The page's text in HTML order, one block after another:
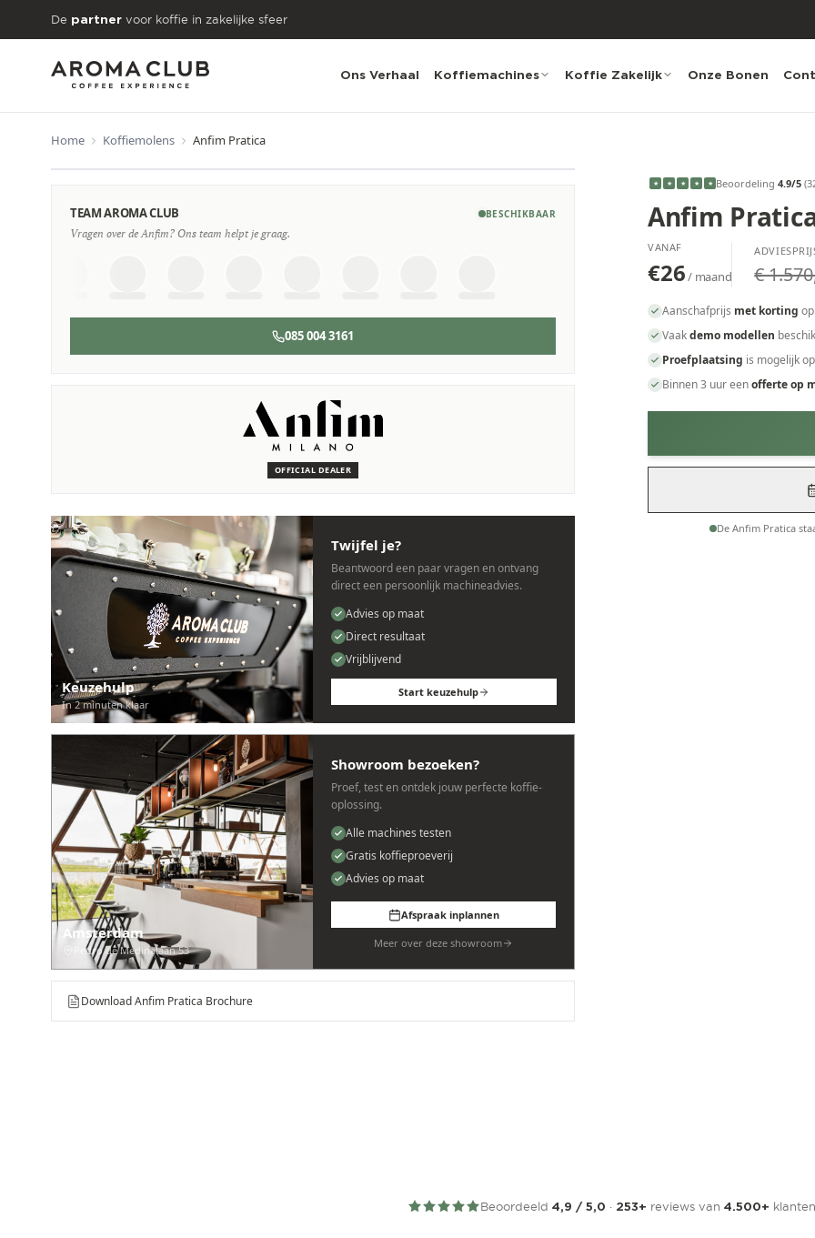
Skip to main content
De partner voor koffie in zakelijke sfeer
Ons Verhaal Koffiemachines Koffie Zakelijk Onze Bonen
Home Koffiemolens Anfim Pratica
€26 /maand
TEAM AROMA CLUB BESCHIKBAAR
Vragen over de Anfim? Ons team helpt je graag.
085 004 3161
OFFICIAL DEALER
Keuzehulp
In 2 minuten klaar
Twijfel je?
Beantwoord een paar vragen en ontvang
direct een persoonlijk machineadvies.
Advies op maat
Direct resultaat
Vrijblijvend
Start keuzehulp
Amsterdam
Pedro de Medinalaan 53
Showroom bezoeken?
Proef, test en ontdek jouw perfecte koffie-
oplossing.
Alle machines testen
Gratis koffieproeverij
Advies op maat
Afspraak inplannen
Meer over deze showroom
Download Anfim Pratica Brochure
★ ★ ★ ★ ★ Beoordeling 4.9/5 (
Anfim
VANAF
€26/ maand €
Aanschafprijs met korting
Vaakdemo modellen
Proefplaatsing is mogelijk
Binnen 3 uur eenofferte op
De Anfim Pratica
Beoordeeld 4,9 / 5,0 · 253+ reviews van 4.500+ klanten